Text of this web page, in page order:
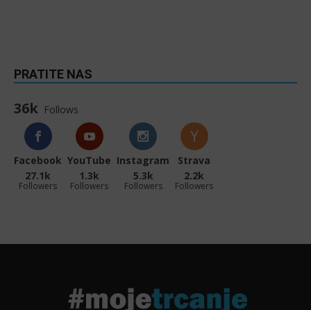
PRATITE NAS
36k Follows
Facebook
27.1k
Followers
YouTube
1.3k
Followers
Instagram
5.3k
Followers
Strava
2.2k
Followers